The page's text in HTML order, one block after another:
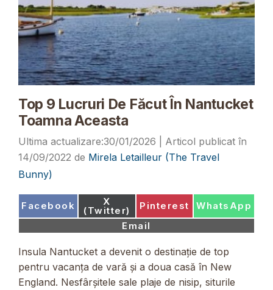
Top 9 Lucruri De Făcut În Nantucket
Toamna Aceasta
30/01/2026
14/09/2022 de Mirela Letailleur (The Travel
Bunny)
Share
Facebook Share
on
X
(Twitter) Share
Pinterest Share
WhatsApp
Share
on
Email
Insula Nantucket a devenit o destinație de top
pentru vacanța de vară și a doua casă în New
England. Nesfârșitele sale plaje de nisip, siturile